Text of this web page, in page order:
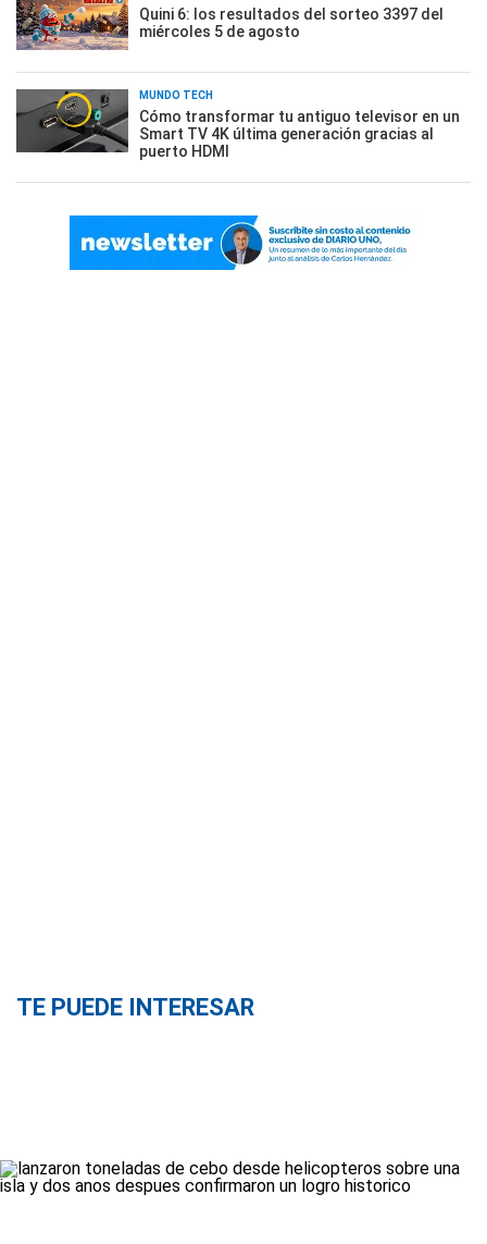
Quini 6: los resultados del sorteo 3397 del
miércoles 5 de agosto
MUNDO TECH
Cómo transformar tu antiguo televisor en un
Smart TV 4K última generación gracias al
puerto HDMI
TE PUEDE INTERESAR